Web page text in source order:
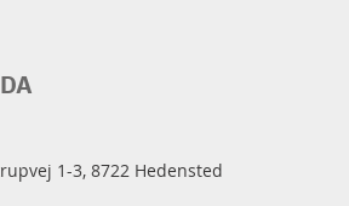
1-3, 8722 Hedensted